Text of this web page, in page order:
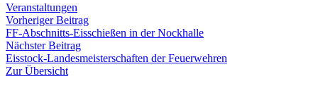
Veranstaltungen
Beitragsnavigation
Vorheriger BeitragVorheriger
Beitrag:
FF-Abschnitts-Eisschießen in der Nockhalle
Nächster BeitragNächster
Beitrag:
Eisstock-Landesmeisterschaften der Feuerwehren
Zur Übersicht